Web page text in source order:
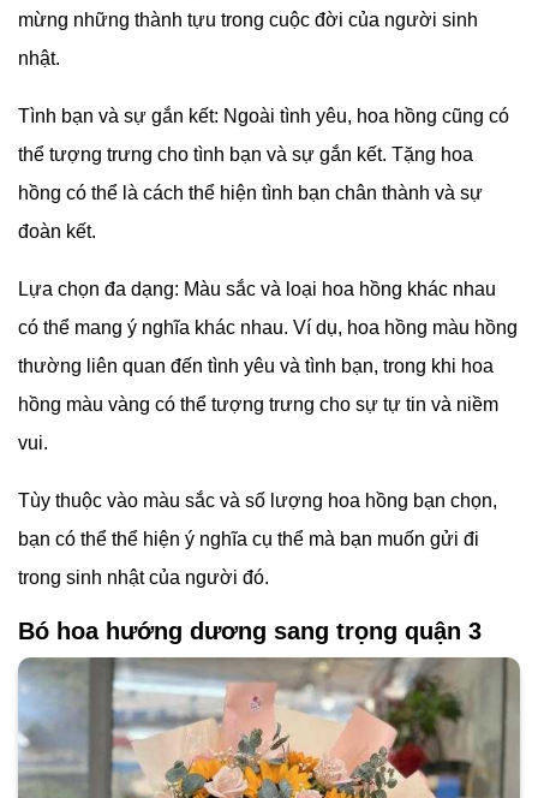
mừng những thành tựu trong cuộc đời của người sinh
nhật.
Tình bạn và sự gắn kết: Ngoài tình yêu, hoa hồng cũng có
thể tượng trưng cho tình bạn và sự gắn kết. Tặng hoa
hồng có thể là cách thể hiện tình bạn chân thành và sự
đoàn kết.
Lựa chọn đa dạng: Màu sắc và loại hoa hồng khác nhau
có thể mang ý nghĩa khác nhau. Ví dụ, hoa hồng màu hồng
thường liên quan đến tình yêu và tình bạn, trong khi hoa
hồng màu vàng có thể tượng trưng cho sự tự tin và niềm
vui.
Tùy thuộc vào màu sắc và số lượng hoa hồng bạn chọn,
bạn có thể thể hiện ý nghĩa cụ thể mà bạn muốn gửi đi
trong sinh nhật của người đó.
Bó hoa hướng dương sang trọng quận 3